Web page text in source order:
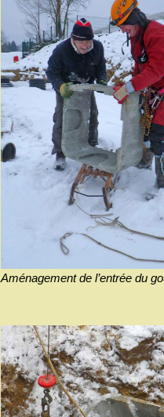
Aménagement de l’entrée du